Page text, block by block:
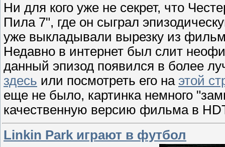
Ни для кого уже не секрет, что
Пила 7", где он сыграл
уже выкладывали вырезку из
Недавно в интернет был слит
данный эпизод появился в более
здесь или посмотреть его на этой
еще не было, картинка немного
качественную версию фильма в
Linkin Park играют в футбол